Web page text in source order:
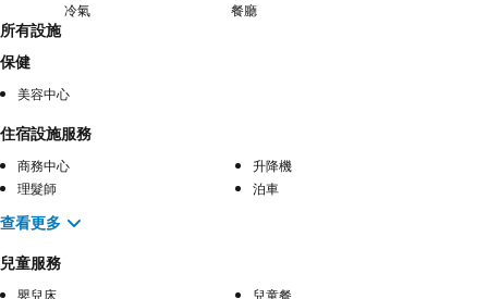
冷氣 餐廳
所有設施
保健
美容中心
住宿設施服務
商務中心
升降機
理髮師
泊車
查看更多
兒童服務
嬰兒床 兒童餐